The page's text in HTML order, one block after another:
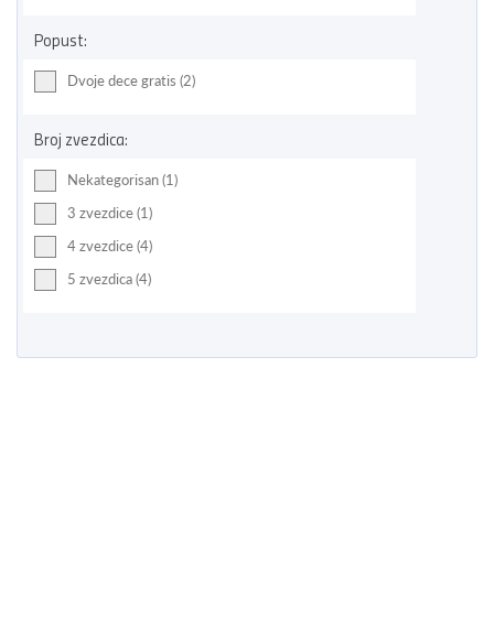
Popust:
Dvoje dece gratis (2)
Broj zvezdica:
Nekategorisan (1)
3 zvezdice (1)
4 zvezdice (4)
5 zvezdica (4)